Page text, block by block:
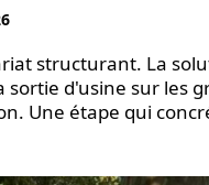
structurant. La
sortie d'usine sur les
Une étape qui